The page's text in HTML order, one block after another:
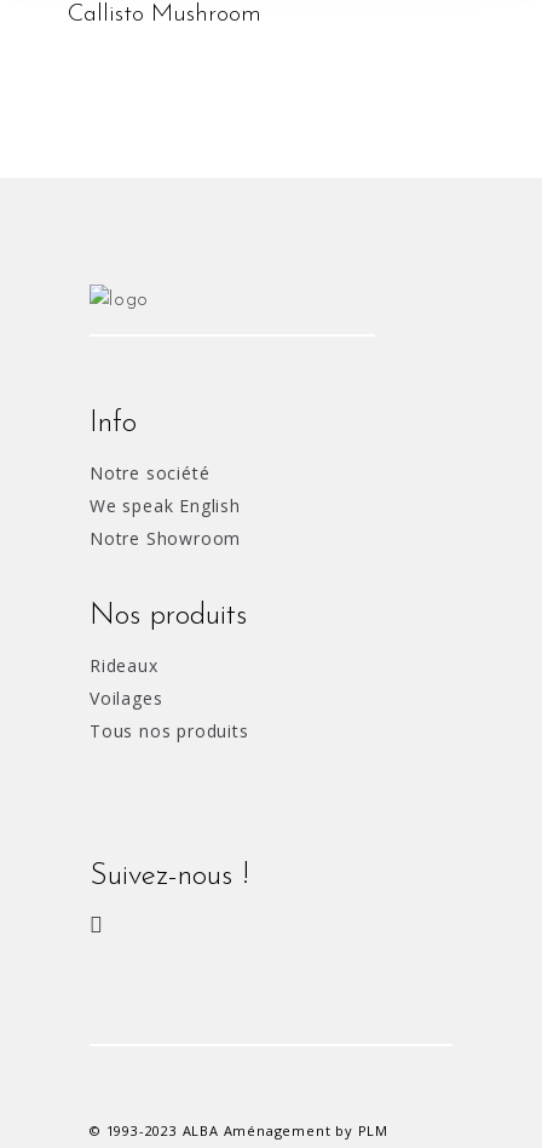
Callisto Mushroom
Info
Notre société
We speak English
Notre Showroom
Nos produits
Rideaux
Voilages
Tous nos produits
Suivez-nous !
© 1993-2023 ALBA Aménagement by PLM